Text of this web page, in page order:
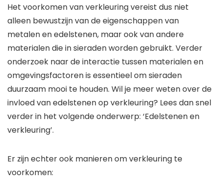
Het voorkomen van verkleuring vereist dus niet
alleen bewustzijn van de eigenschappen van
metalen en edelstenen, maar ook van andere
materialen die in sieraden worden gebruikt. Verder
onderzoek naar de interactie tussen materialen en
omgevingsfactoren is essentieel om sieraden
duurzaam mooi te houden. Wil je meer weten over de
invloed van edelstenen op verkleuring? Lees dan snel
verder in het volgende onderwerp: ‘Edelstenen en
verkleuring’.
Er zijn echter ook manieren om verkleuring te
voorkomen: